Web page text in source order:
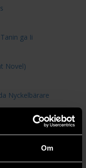
Om
ga Ii
Novel)
Nyckelbärare
Omnibus Collection
Record - A